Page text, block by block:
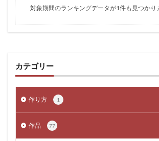
対象期間のランキングデータが1件も見つかり
カテゴリー
作り方 1
作品 77